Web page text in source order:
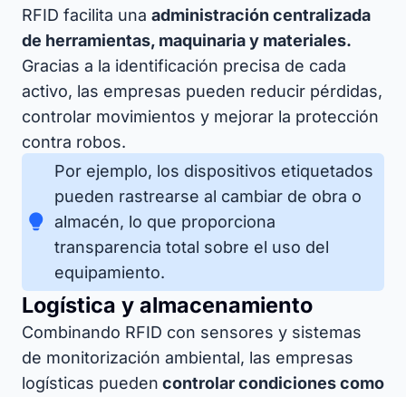
RFID facilita una administración centralizada
de herramientas, maquinaria y materiales.
Gracias a la identificación precisa de cada
activo, las empresas pueden reducir pérdidas,
controlar movimientos y mejorar la protección
contra robos.
Por ejemplo, los dispositivos etiquetados
pueden rastrearse al cambiar de obra o
almacén, lo que proporciona
transparencia total sobre el uso del
equipamiento.
Logística y almacenamiento
Combinando RFID con sensores y sistemas
de monitorización ambiental, las empresas
logísticas pueden controlar condiciones como